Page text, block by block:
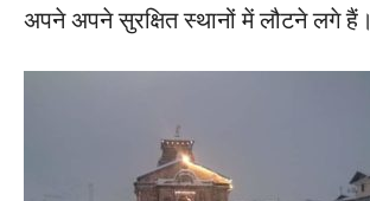
अपने अपने सुरक्षित स्थानों में लौटने लगे हैं।